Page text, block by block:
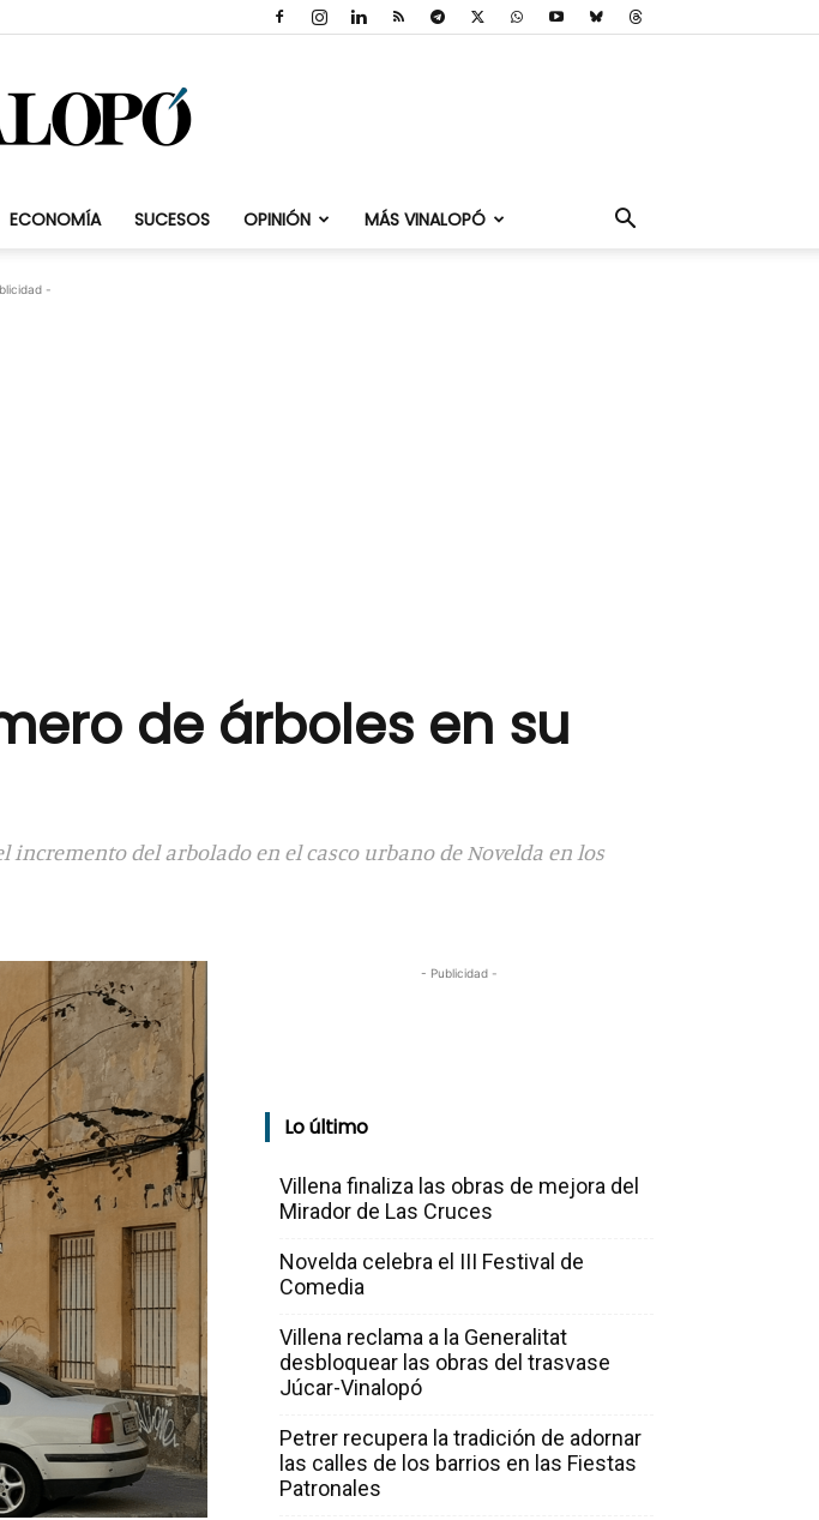
Vinalopó.com
ECONOMÍA SUCESOS OPINIÓN MÁS VINALOPÓ
-
de árboles en su
del arbolado en el casco urbano de Novelda en los
- Publicidad -
Lo último
Villena finaliza las obras de mejora del
Mirador de Las Cruces
Novelda celebra el III Festival de
Comedia
Villena reclama a la Generalitat
desbloquear las obras del trasvase
Júcar-Vinalopó
Petrer recupera la tradición de adornar
las calles de los barrios en las Fiestas
Patronales